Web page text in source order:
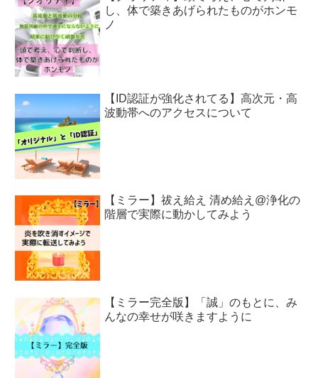
し、体で築きあげられたものがホンモ
ノ
【ID認証が強化されてる】高次元・高
波動帯へのアクセスについて
【ミラー】祓え給え 清め給え@浄化の
階層で実際に動かしてみよう
【ミラー完全版】「誠」のもとに、み
んなの幸せが咲きますように